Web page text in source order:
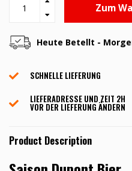
Zum
Heute Betellt -
SCHNELLE LIEFERUNG
LIEFERADRESSE UND ZEIT 2H
VOR DER LIEFERUNG ÄNDERN
Product Description